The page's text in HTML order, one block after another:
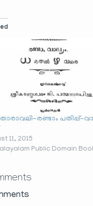
രണ്ടാം പതിപ്പ്-
11, 2015
Public Domain